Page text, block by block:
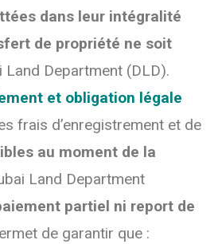
dans leur intégralité
de propriété ne soit
Land Department (DLD).
et obligation légale
frais d’enregistrement et de
au moment de la
Land Department
partiel ni report de
de garantir que :